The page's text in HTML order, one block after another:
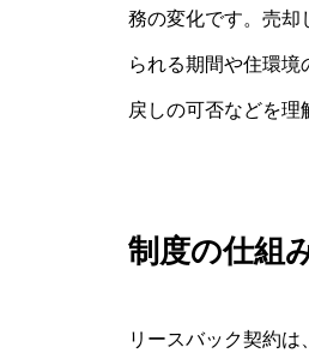
務の変化です。売却
られる期間や住環
戻しの可否などを理
制度の仕組
リースバック契約